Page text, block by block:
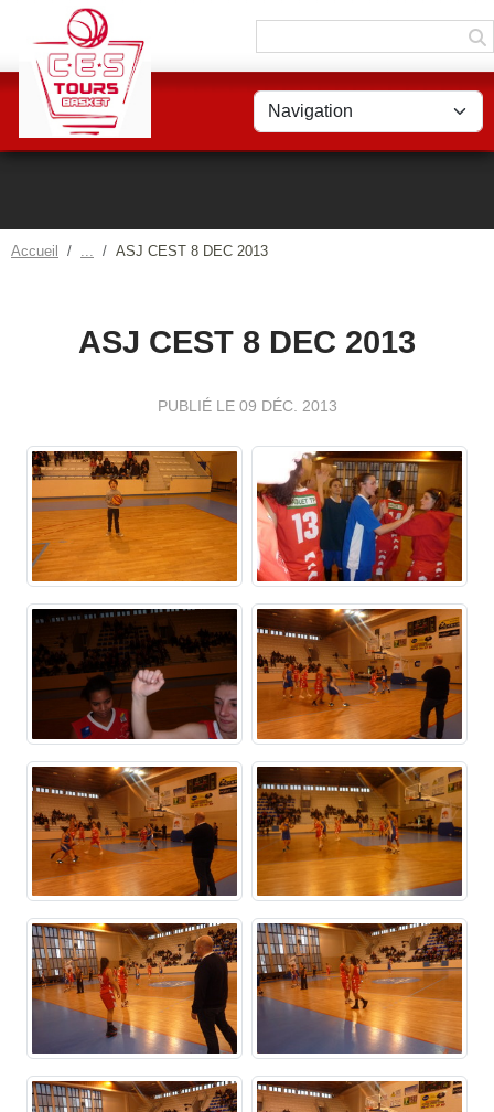
Accueil ASJ CEST 8 DEC 2013
ASJ CEST 8 DEC 2013
PUBLIÉ LE 09 DÉC. 2013
Panneau de gestion des cookies